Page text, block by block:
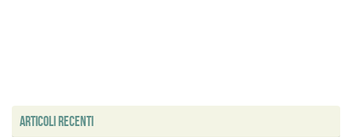
ARTICOLI RECENTI